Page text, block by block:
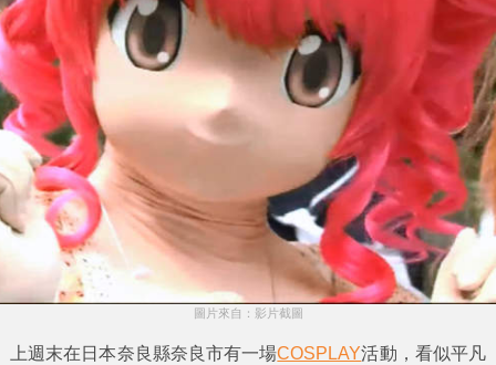
圖片來自：影片截圖
上週末在日本奈良縣奈良市有一場COSPLAY活動，看似平凡